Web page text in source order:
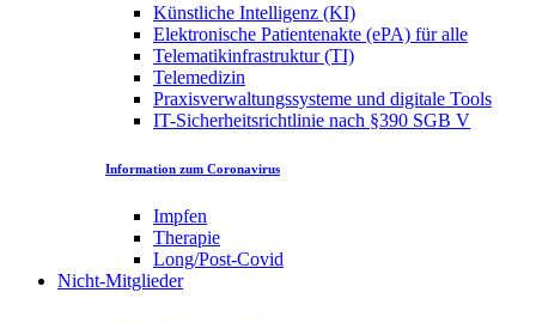
Künstliche Intelligenz (KI)
Elektronische Patientenakte (ePA) für alle
Telematikinfrastruktur (TI)
Telemedizin
Praxisverwaltungssysteme und digitale Tools
IT-Sicherheitsrichtlinie nach §390 SGB V
Information zum Coronavirus
Impfen
Therapie
Long/Post-Covid
Nicht-Mitglieder